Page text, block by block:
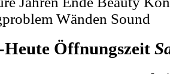
Wänden Sound
Öffnungszeit